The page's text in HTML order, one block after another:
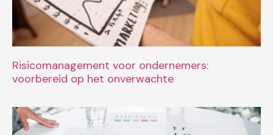
Risicomanagement voor ondernemers:
voorbereid op het onverwachte